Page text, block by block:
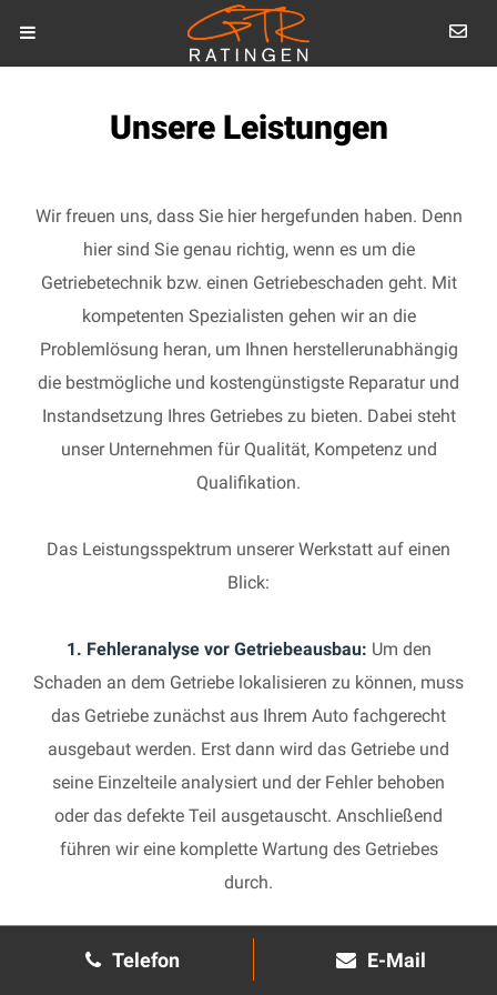
Telefon E-Mail
Unsere Leistungen
Wir freuen uns, dass Sie hier hergefunden haben. Denn
hier sind Sie genau richtig, wenn es um die
Getriebetechnik bzw. einen Getriebeschaden geht. Mit
kompetenten Spezialisten gehen wir an die
Problemlösung heran, um Ihnen herstellerunabhängig
die bestmögliche und kostengünstigste Reparatur und
Instandsetzung Ihres Getriebes zu bieten. Dabei steht
unser Unternehmen für Qualität, Kompetenz und
Qualifikation.
Das Leistungsspektrum unserer Werkstatt auf einen
Blick:
1. Fehleranalyse vor Getriebeausbau: Um den
Schaden an dem Getriebe lokalisieren zu können, muss
das Getriebe zunächst aus Ihrem Auto fachgerecht
ausgebaut werden. Erst dann wird das Getriebe und
seine Einzelteile analysiert und der Fehler behoben
oder das defekte Teil ausgetauscht. Anschließend
führen wir eine komplette Wartung des Getriebes
durch.
2. Manuelles Getriebe:
Die Reparatur eines komplexen
Schaltgetriebes ist äußerst aufwendig und benötigt